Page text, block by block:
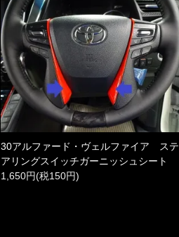
30アルファード・ヴェルファイア ステ
アリングスイッチガーニッシュシート
1,650円(税150円)